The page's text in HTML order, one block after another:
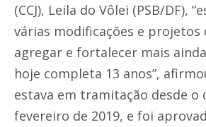
(CCJ), Leila do Vôlei (PSB/DF),
várias modificações e projetos
agregar e fortalecer mais
hoje completa 13 anos”,
estava em tramitação desde o
fevereiro de 2019, e foi